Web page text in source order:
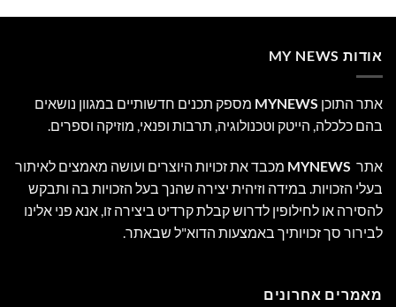
אודות MY NEWS
אתר התוכן MYNEWS מספק תכנים חדשותיים במגוון נושאים
בהם כלכלה, הייטק וטכנולוגיה, תרבות ופנאי, מוזיקה וספרים.
אתר MYNEWS מכבד את זכויות היוצרים ועושה מאמצים לאיתור
בעלי הזכויות. במידה וזיהית יצירה שהנך בעל הזכויות בה ותבקש
להסירה או לחילופין לדרוש קבלת קרדיט ביצירה זו, אנא פני אלינו
לבירור סך זכויותיך באמצעות הדוא"ל שבאתר.
מאמרים אחרונים